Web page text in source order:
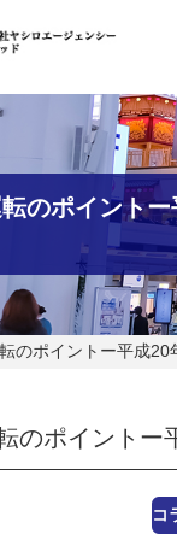
のポイントー
のポイントー平成20
のポイントー
コ